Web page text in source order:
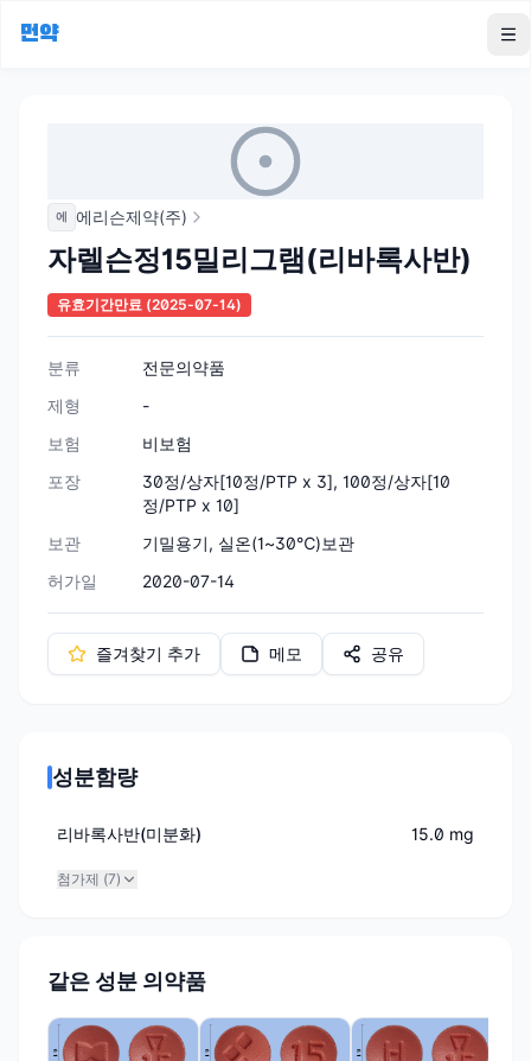
먼약
에 에리슨제약(주)
자렐슨정15밀리그램(리바록사반)
유효기간만료 (2025-07-14)
분류
전문의약품
제형
-
보험
비보험
포장
30정/상자[10정/PTP x 3], 100정/상자[10
정/PTP x 10]
보관
기밀용기, 실온(1~30℃)보관
허가일
2020-07-14
즐겨찾기 추가 메모 공유
성분함량
리바록사반(미분화) 15.0 mg
첨가제 (7)
같은 성분 의약품